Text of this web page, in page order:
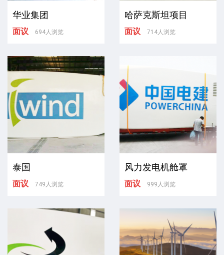
华业集团
面议 694人浏览
哈萨克斯坦项目
面议 714人浏览
泰国
面议 749人浏览
风力发电机舱罩
面议 999人浏览